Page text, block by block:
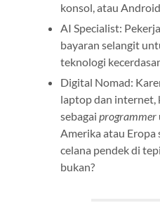
konsol, atau
AI Specialist:
bayaran selangit
teknologi
Digital Nomad:
laptop dan internet,
sebagai programmer
Amerika atau Eropa
celana pendek di
bukan?